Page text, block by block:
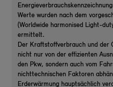
Werte wurden nach dem
(Worldwide harmonised Light-
ermittelt.
Der Kraftstoffverbrauch und der
nicht nur von der effizienten
den Pkw, sondern auch vom
nichttechnischen Faktoren
Erderwärmung hauptsächlich